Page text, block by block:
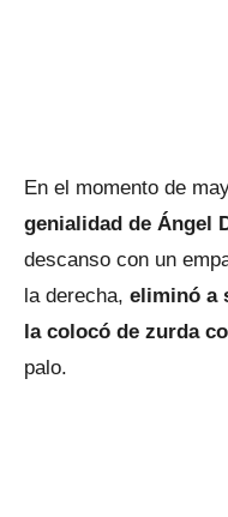
En el momento de
genialidad de Ángel
descanso con un
la derecha, eliminó a
la colocó de zurda
palo.